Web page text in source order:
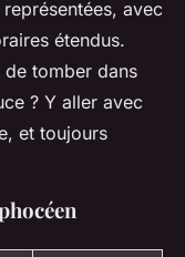
avec
étendus.
de tomber dans
? Y aller avec
et toujours